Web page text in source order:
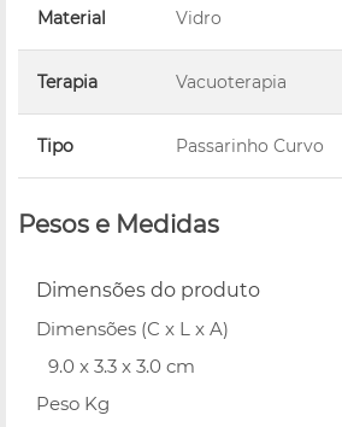
Material Vidro
Terapia Vacuoterapia
Tipo Passarinho Curvo
Pesos e Medidas
Dimensões do produto
Dimensões (C x L x A)
9.0 x 3.3 x 3.0 cm
Peso Kg